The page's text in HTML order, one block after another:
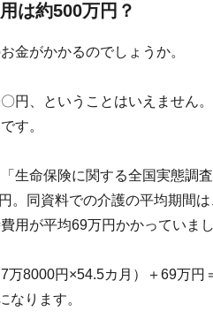
は約500万円？
金がかかるのでしょうか。
円、ということはいえません
す。
生命保険に関する全国実態調
。同資料での介護の平均期間
用が平均69万円かかっていまし
万8000円×54.5カ月）＋69万
なります。